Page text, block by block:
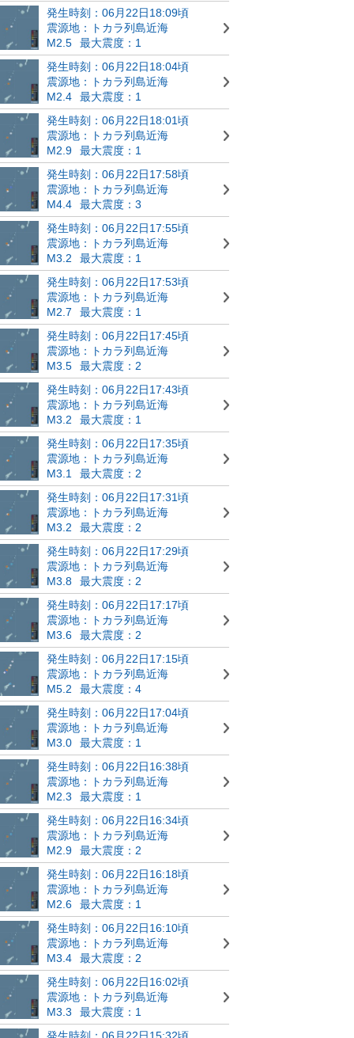
発生時刻：06月22日18:09頃
震源地：トカラ列島近海
M2.5
最大震度：1
発生時刻：06月22日18:04頃
震源地：トカラ列島近海
M2.4
最大震度：1
発生時刻：06月22日18:01頃
震源地：トカラ列島近海
M2.9
最大震度：1
発生時刻：06月22日17:58頃
震源地：トカラ列島近海
M4.4
最大震度：3
発生時刻：06月22日17:55頃
震源地：トカラ列島近海
M3.2
最大震度：1
発生時刻：06月22日17:53頃
震源地：トカラ列島近海
M2.7
最大震度：1
発生時刻：06月22日17:45頃
震源地：トカラ列島近海
M3.5
最大震度：2
発生時刻：06月22日17:43頃
震源地：トカラ列島近海
M3.2
最大震度：1
発生時刻：06月22日17:35頃
震源地：トカラ列島近海
M3.1
最大震度：2
発生時刻：06月22日17:31頃
震源地：トカラ列島近海
M3.2
最大震度：2
発生時刻：06月22日17:29頃
震源地：トカラ列島近海
M3.8
最大震度：2
発生時刻：06月22日17:17頃
震源地：トカラ列島近海
M3.6
最大震度：2
発生時刻：06月22日17:15頃
震源地：トカラ列島近海
M5.2
最大震度：4
発生時刻：06月22日17:04頃
震源地：トカラ列島近海
M3.0
最大震度：1
発生時刻：06月22日16:38頃
震源地：トカラ列島近海
M2.3
最大震度：1
発生時刻：06月22日16:34頃
震源地：トカラ列島近海
M2.9
最大震度：2
発生時刻：06月22日16:18頃
震源地：トカラ列島近海
M2.6
最大震度：1
発生時刻：06月22日16:10頃
震源地：トカラ列島近海
M3.4
最大震度：2
発生時刻：06月22日16:02頃
震源地：トカラ列島近海
M3.3
最大震度：1
発生時刻：06月22日15:32頃